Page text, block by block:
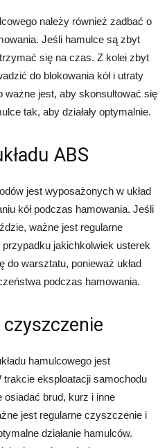
należy również zadbać o
Jeśli hamulce są zbyt
się na czas. Z kolei zbyt
do blokowania kół i utraty
ważne jest, aby skonsultować się
tak, aby działały optymalnie.
ABS
jest wyposażonych w układ
kół podczas hamowania. Jeśli
ważne jest regularne
przypadku jakichkolwiek usterek
do warsztatu, ponieważ układ
podczas hamowania.
hamulcowego jest
eksploatacji samochodu
osiadać brud, kurz i inne
jest regularne czyszczenie i
działanie hamulców.